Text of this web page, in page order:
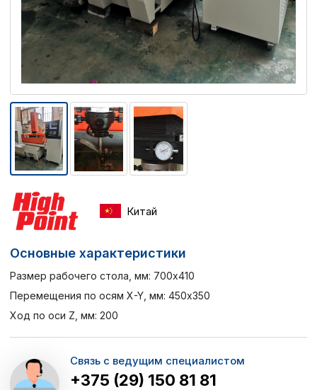
Китай
Основные характеристики
Размер рабочего стола, мм: 700x410
Перемещения по осям X-Y, мм: 450x350
Ход по оси Z, мм: 200
Связь с ведущим специалистом
+375 (29) 150 81 81